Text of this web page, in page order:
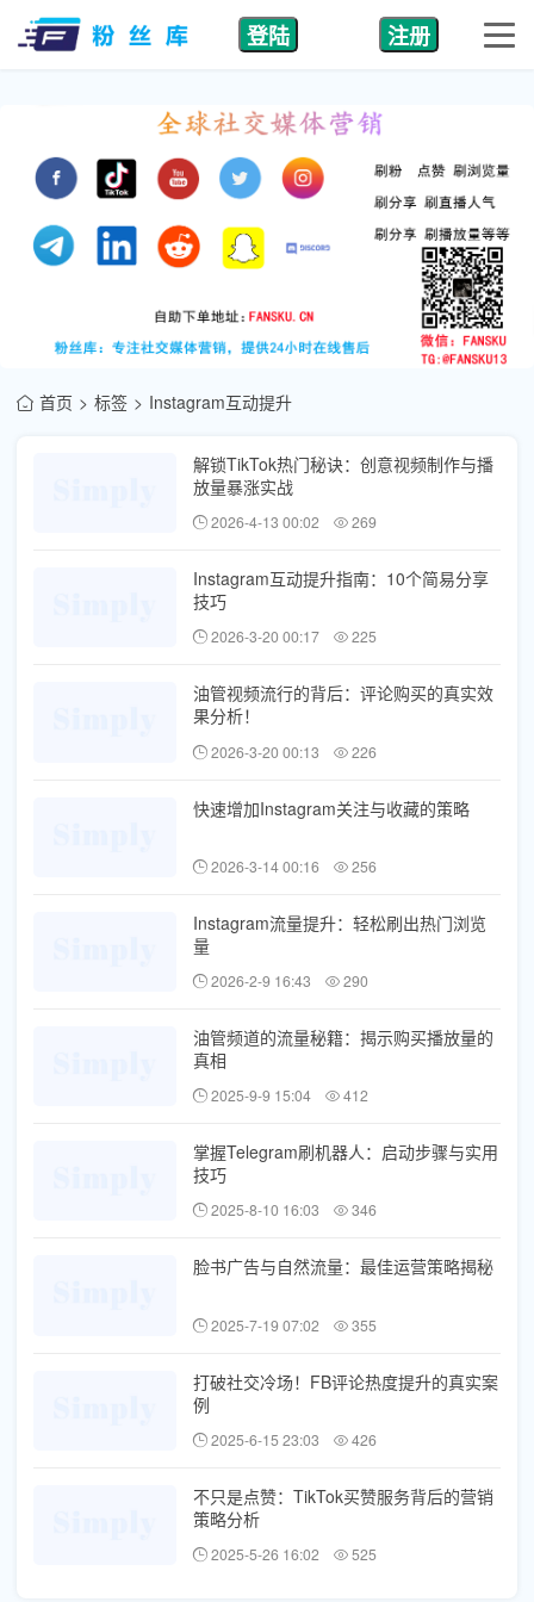
登陆 注册
首页 标签 Instagram互动提升
解锁TikTok热门秘诀：创意视频制作与播
放量暴涨实战
2026-4-13 00:02 269
Instagram互动提升指南：10个简易分享
技巧
2026-3-20 00:17 225
油管视频流行的背后：评论购买的真实效
果分析！
2026-3-20 00:13 226
快速增加Instagram关注与收藏的策略
2026-3-14 00:16 256
Instagram流量提升：轻松刷出热门浏览
量
2026-2-9 16:43 290
油管频道的流量秘籍：揭示购买播放量的
真相
2025-9-9 15:04 412
掌握Telegram刷机器人：启动步骤与实用
技巧
2025-8-10 16:03 346
脸书广告与自然流量：最佳运营策略揭秘
2025-7-19 07:02 355
打破社交冷场！FB评论热度提升的真实案
例
2025-6-15 23:03 426
不只是点赞：TikTok买赞服务背后的营销
策略分析
2025-5-26 16:02 525